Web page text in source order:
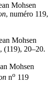
Mohsen
, numéro 119,
Mohsen
, (119), 20–20.
Mohsen
no 119